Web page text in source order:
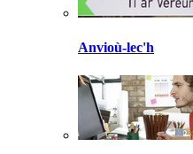
Anvioù-lec'h